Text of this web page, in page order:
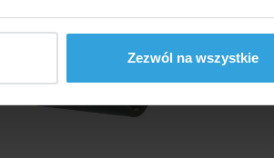
Zezwól na wszystkie